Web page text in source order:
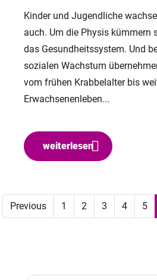
Kinder und Jugendliche
auch. Um die Physis kümmern
das Gesundheitssystem. Und
sozialen Wachstum
vom frühen Krabbelalter bis
Erwachsenenleben...
weiterlesen
Previous 1 2 3 4 5